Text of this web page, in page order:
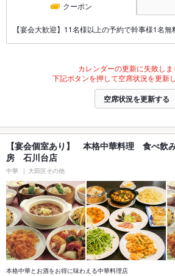
クーポン
【宴会大歓迎】11名様以上の予約で幹事様1名無
カレンダーの更新に失敗しま
下記ボタンを押して空席状況を更新
空席状況を更新する
【宴会個室あり】 本格中華料理 食べ飲
房 石川台店
中華 大田区その他
本格中華とお酒をお得に味わえる中華料理店